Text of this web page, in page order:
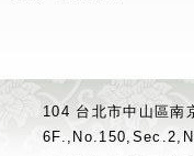
104 台北市中山區